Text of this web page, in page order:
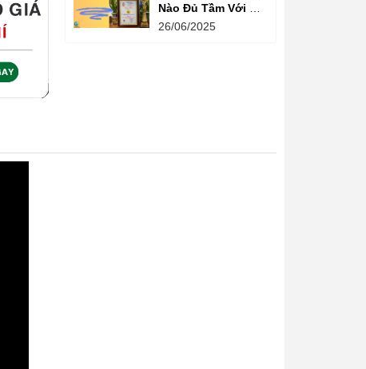
Nào Đủ Tầm Với Đồ
Chơi Kinh Bắc
26/06/2025